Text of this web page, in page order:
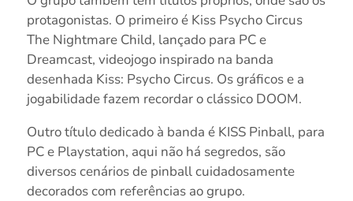
protagonistas. O primeiro é Kiss Psycho Circus
The Nightmare Child, lançado para PC e
Dreamcast, videojogo inspirado na banda
desenhada Kiss: Psycho Circus. Os gráficos e a
jogabilidade fazem recordar o clássico DOOM.
Outro título dedicado à banda é KISS Pinball, para
PC e Playstation, aqui não há segredos, são
diversos cenários de pinball cuidadosamente
decorados com referências ao grupo.